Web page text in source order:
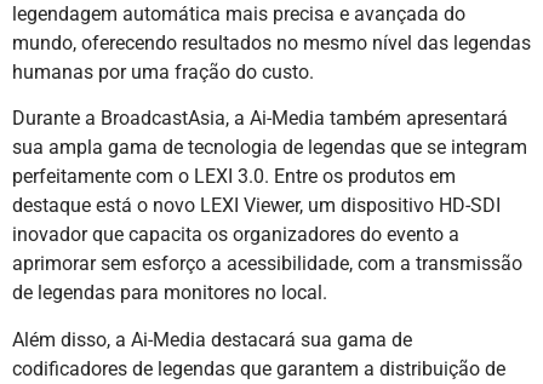
legendagem automática mais precisa e avançada do
mundo, oferecendo resultados no mesmo nível das legendas
humanas por uma fração do custo.
Durante a BroadcastAsia, a Ai-Media também apresentará
sua ampla gama de tecnologia de legendas que se integram
perfeitamente com o LEXI 3.0. Entre os produtos em
destaque está o novo LEXI Viewer, um dispositivo HD-SDI
inovador que capacita os organizadores do evento a
aprimorar sem esforço a acessibilidade, com a transmissão
de legendas para monitores no local.
Além disso, a Ai-Media destacará sua gama de
codificadores de legendas que garantem a distribuição de